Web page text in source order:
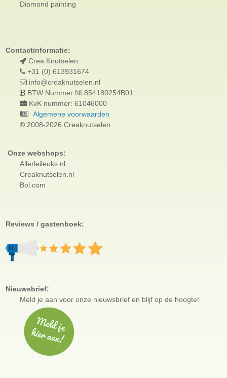
Diamond painting
Contactinformatie:
Crea Knutselen
+31 (0) 613931674
info@creaknutselen.nl
BTW Nummer:NL854180254B01
KvK nummer: 61046000
Algemene voorwaarden
© 2008-2026 Creaknutselen
Onze webshops:
Allerleileuks.nl
Creaknutselen.nl
Bol.com
Reviews / gastenboek:
Nieuwsbrief:
Meld je aan vooronze nieuwsbrief en blijf op de hoogte!